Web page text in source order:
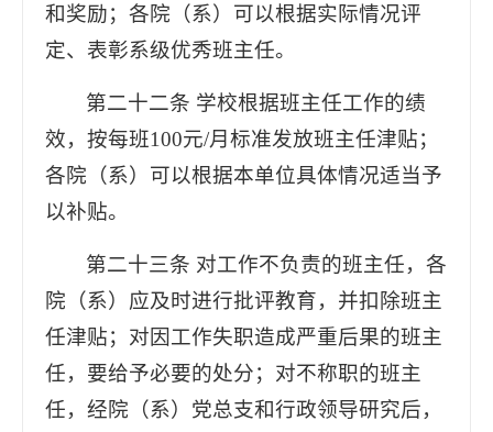
和奖励；各院（系）可以根据实际情况评
定、表彰系级优秀班主任。
第二十二条 学校根据班主任工作的绩
效，按每班100元/月标准发放班主任津贴；
各院（系）可以根据本单位具体情况适当予
以补贴。
第二十三条 对工作不负责的班主任，各
院（系）应及时进行批评教育，并扣除班主
任津贴；对因工作失职造成严重后果的班主
任，要给予必要的处分；对不称职的班主
任，经院（系）党总支和行政领导研究后，